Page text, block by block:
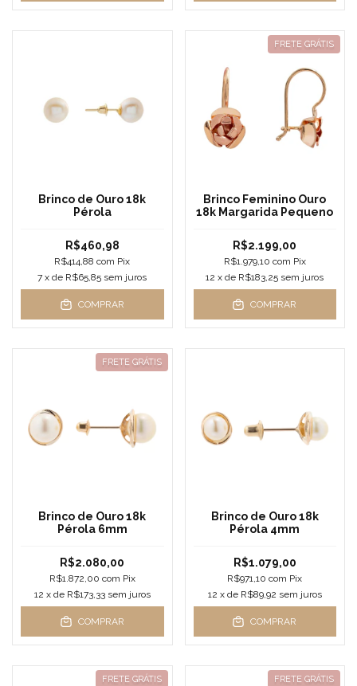
Brinco de Ouro 18k
Pérola
R$460,98
R$414,88com Pix
7 x de R$65,85 sem juros
COMPRAR
FRETE GRÁTIS
Brinco Feminino Ouro
18k Margarida Pequeno
R$2.199,00
R$1.979,10 com Pix
12 x de R$183,25 sem juros
COMPRAR
FRETE GRÁTIS
Brinco de Ouro 18k
Pérola 6mm
R$2.080,00
R$1.872,00 com Pix
12 x de R$173,33 sem juros
COMPRAR
Brinco de Ouro 18k
Pérola 4mm
R$1.079,00
R$971,10com Pix
12 x de R$89,92 sem juros
COMPRAR
FRETE GRÁTIS FRETE GRÁTIS